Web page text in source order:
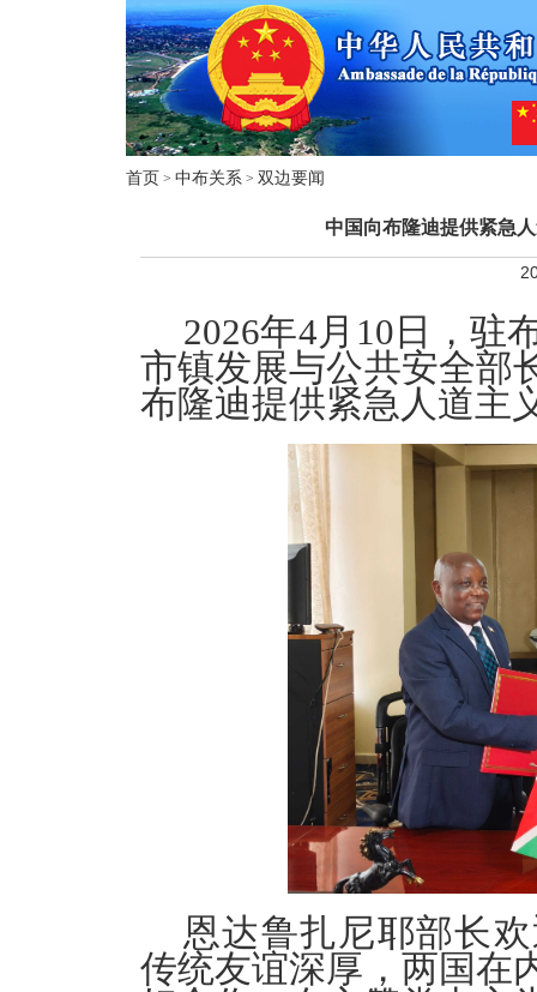
首页 > 中布关系 > 双边要闻
中国向布隆迪提供紧急
2026年4月10日，驻
市镇发展与公共安全部
布隆迪提供紧急人道主
恩达鲁扎尼耶部长
传统友谊深厚，两国在